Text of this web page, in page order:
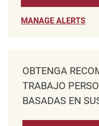
MANAGE ALERTS
OBTENGA
TRABAJO
BASADAS EN